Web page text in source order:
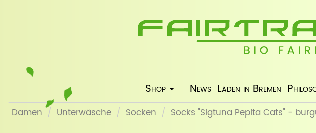
Shop News Läden in Bremen
Damen Unterwäsche Socken Socks "Sigtuna Pepita Cats" -